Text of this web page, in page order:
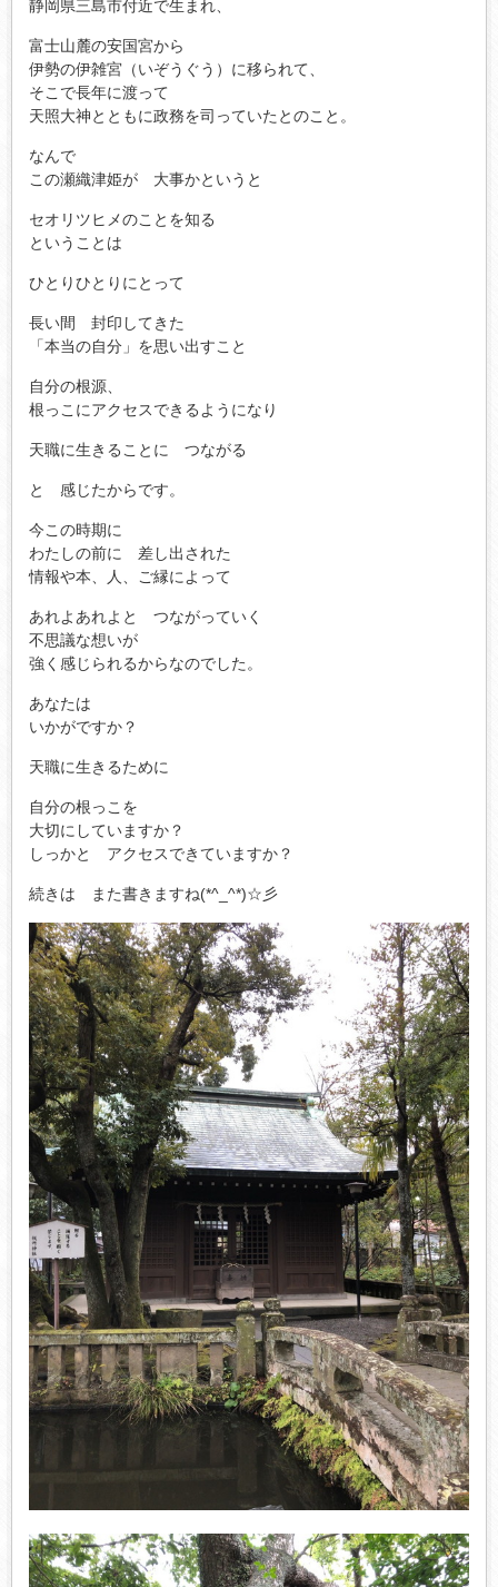
静岡県三島市付近で生まれ、
富士山麓の安国宮から
伊勢の伊雑宮（いぞうぐう）に移られて、
そこで長年に渡って
天照大神とともに政務を司っていたとのこと。
なんで
この瀬織津姫が 大事かというと
セオリツヒメのことを知る
ということは
ひとりひとりにとって
長い間 封印してきた
「本当の自分」を思い出すこと
自分の根源、
根っこにアクセスできるようになり
天職に生きることに つながる
と 感じたからです。
今この時期に
わたしの前に 差し出された
情報や本、人、ご縁によって
あれよあれよと つながっていく
不思議な想いが
強く感じられるからなのでした。
あなたは
いかがですか？
天職に生きるために
自分の根っこを
大切にしていますか？
しっかと アクセスできていますか？
続きは また書きますね(*^_^*)☆彡